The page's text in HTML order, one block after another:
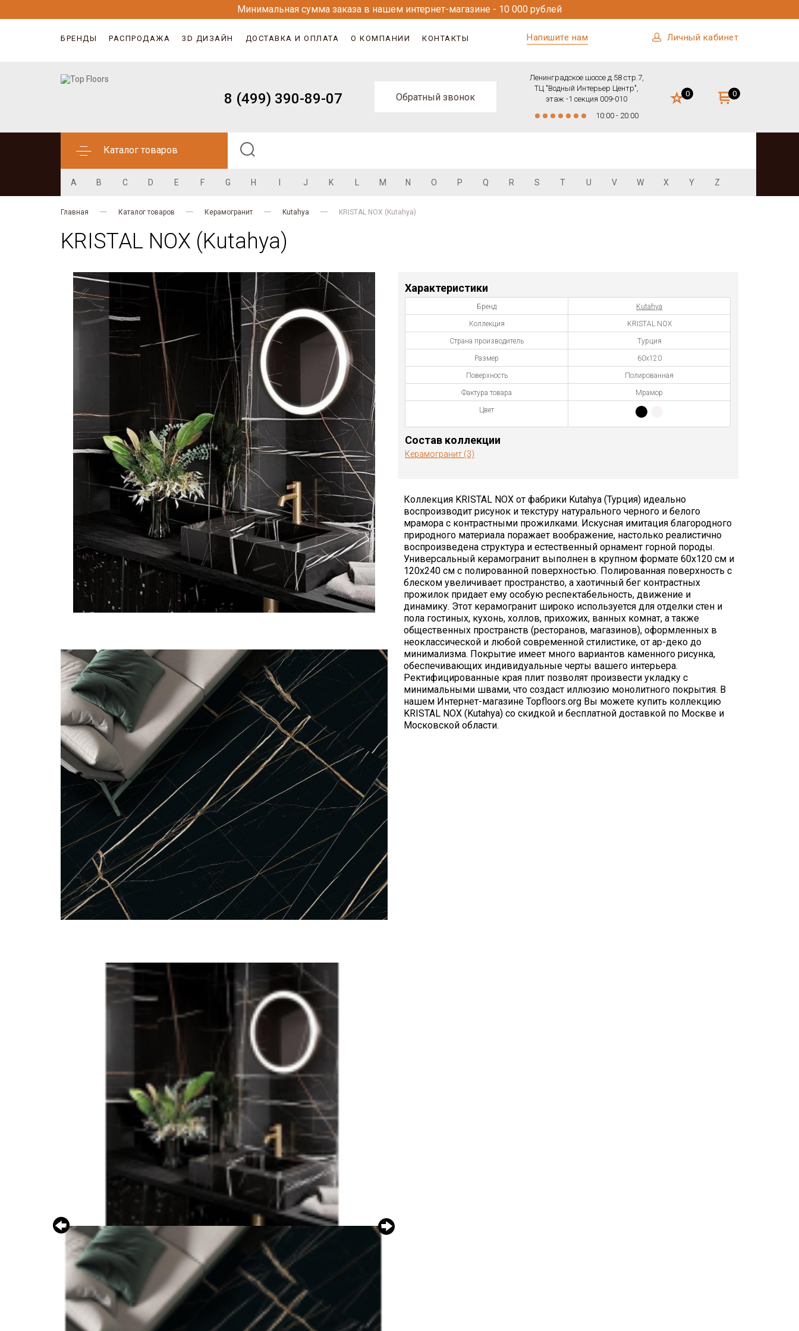
Минимальная сумма заказа в нашем интернет-магазине - 10 000 рублей
БРЕНДЫ РАСПРОДАЖА 3D ДИЗАЙН ДОСТАВКА И ОПЛАТА О КОМПАНИИ КОНТАКТЫ Напишите нам Личный кабинет
8 (499) 390-89-07 Обратный звонок
Ленинградское шоссе д.58 стр.7,
ТЦ "Водный Интерьер Центр",
этаж -1 секция 009-010
10:00 - 20:00
0 0
Каталог товаров
A B C D E F G H J K M N O P Q R S T U V W X Y Z
Главная Каталог товаров Керамогранит Kutahya KRISTAL NOX (Kutahya)
KRISTAL NOX (Kutahya)
Характеристики
Бренд Kutahya
Коллекция KRISTAL NOX
Страна производитель Турция
Размер 60x120
Поверхность Полированная
Фактура товара Мрамор
Цвет
Состав коллекции
Керамогранит (3)
Коллекция KRISTAL NOX от фабрики Kutahya (Турция) идеально
воспроизводит рисунок и текстуру натурального черного и белого
мрамора с контрастными прожилками. Искусная имитация благородного
природного материала поражает воображение, настолько реалистично
воспроизведена структура и естественный орнамент горной породы.
Универсальный керамогранит выполнен в крупном формате 60х120 см и
120х240 см с полированной поверхностью. Полированная поверхность с
блеском увеличивает пространство, а хаотичный бег контрастных
прожилок придает ему особую респектабельность, движение и
динамику. Этот керамогранит широко используется для отделки стен и
пола гостиных, кухонь, холлов, прихожих, ванных комнат, а также
общественных пространств (ресторанов, магазинов), оформленных в
неоклассической и любой современной стилистике, от ар-деко до
минимализма. Покрытие имеет много вариантов каменного рисунка,
обеспечивающих индивидуальные черты вашего интерьера.
Ректифицированные края плит позволят произвести укладку с
минимальными швами, что создаст иллюзию монолитного покрытия. В
нашем Интернет-магазине Topfloors.org Вы можете купить коллекцию
KRISTAL NOX (Kutahya) со скидкой и бесплатной доставкой по Москве и
Московской области.